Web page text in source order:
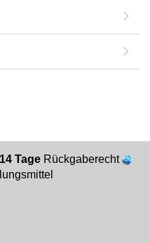
14 Tage Rückgaberecht